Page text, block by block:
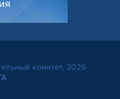
комитет, 2026